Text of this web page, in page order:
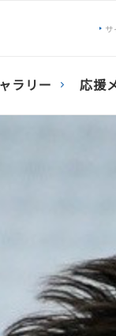
サ
ラリー 応援